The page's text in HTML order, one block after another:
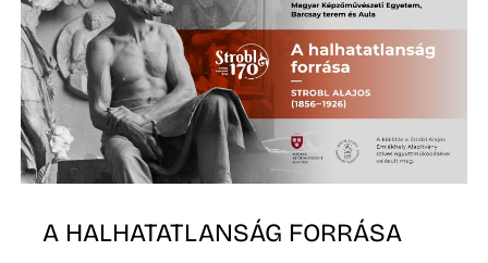
A HALHATATLANSÁG FORRÁSA